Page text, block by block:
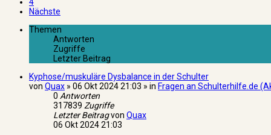
4
Nächste
Themen
Antworten
Zugriffe
Letzter Beitrag
Kyphose/muskuläre Dysbalance in der Schulter
von Quax » 06 Okt 2024 21:03 » in Fragen an Schulterhilfe.de
0 Antworten
317839 Zugriffe
Letzter Beitragvon Quax
06 Okt 2024 21:03